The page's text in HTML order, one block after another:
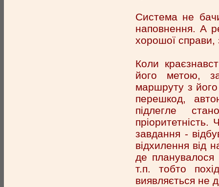
Система не
наповнення. А
хорошої справи,
Коли
його метою,
маршруту з
перешкод,
підлегле
завдання -
відхилення від
де планувалося
т.п. тобто
виявляється не